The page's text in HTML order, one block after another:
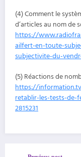
(4) Comment le
d’articles au nom de
https://
ailfert-en-toute-
subjectivite-du-
(5) Réactions de
https://
retablir-les-tests-de-
2815231